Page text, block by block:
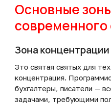
Основные
Зона
Это святая святых для
концентрация.
бухгалтеры, писатели —
задачами, требующими